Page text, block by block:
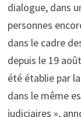
dialogue, dans
personnes
dans le cadre
depuis le 19
été établie par
dans le même
judiciaires »,